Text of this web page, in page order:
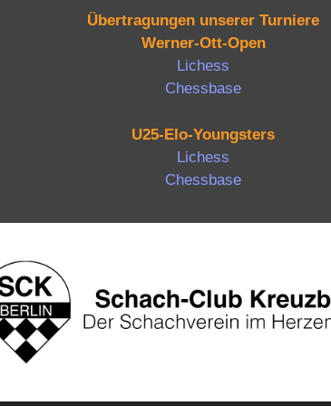
Übertragungen unserer Turniere
Werner-Ott-Open
Lichess
Chessbase
U25-Elo-Youngsters
Lichess
Chessbase